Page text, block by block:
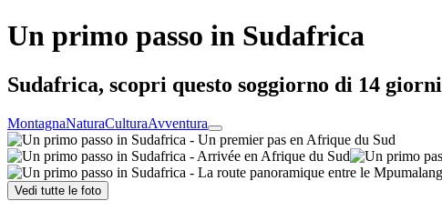
Un primo passo in Sudafrica
Sudafrica, scopri questo soggiorno di 14 giorni
MontagnaNaturaCulturaAvventura
Vedi tutte le foto